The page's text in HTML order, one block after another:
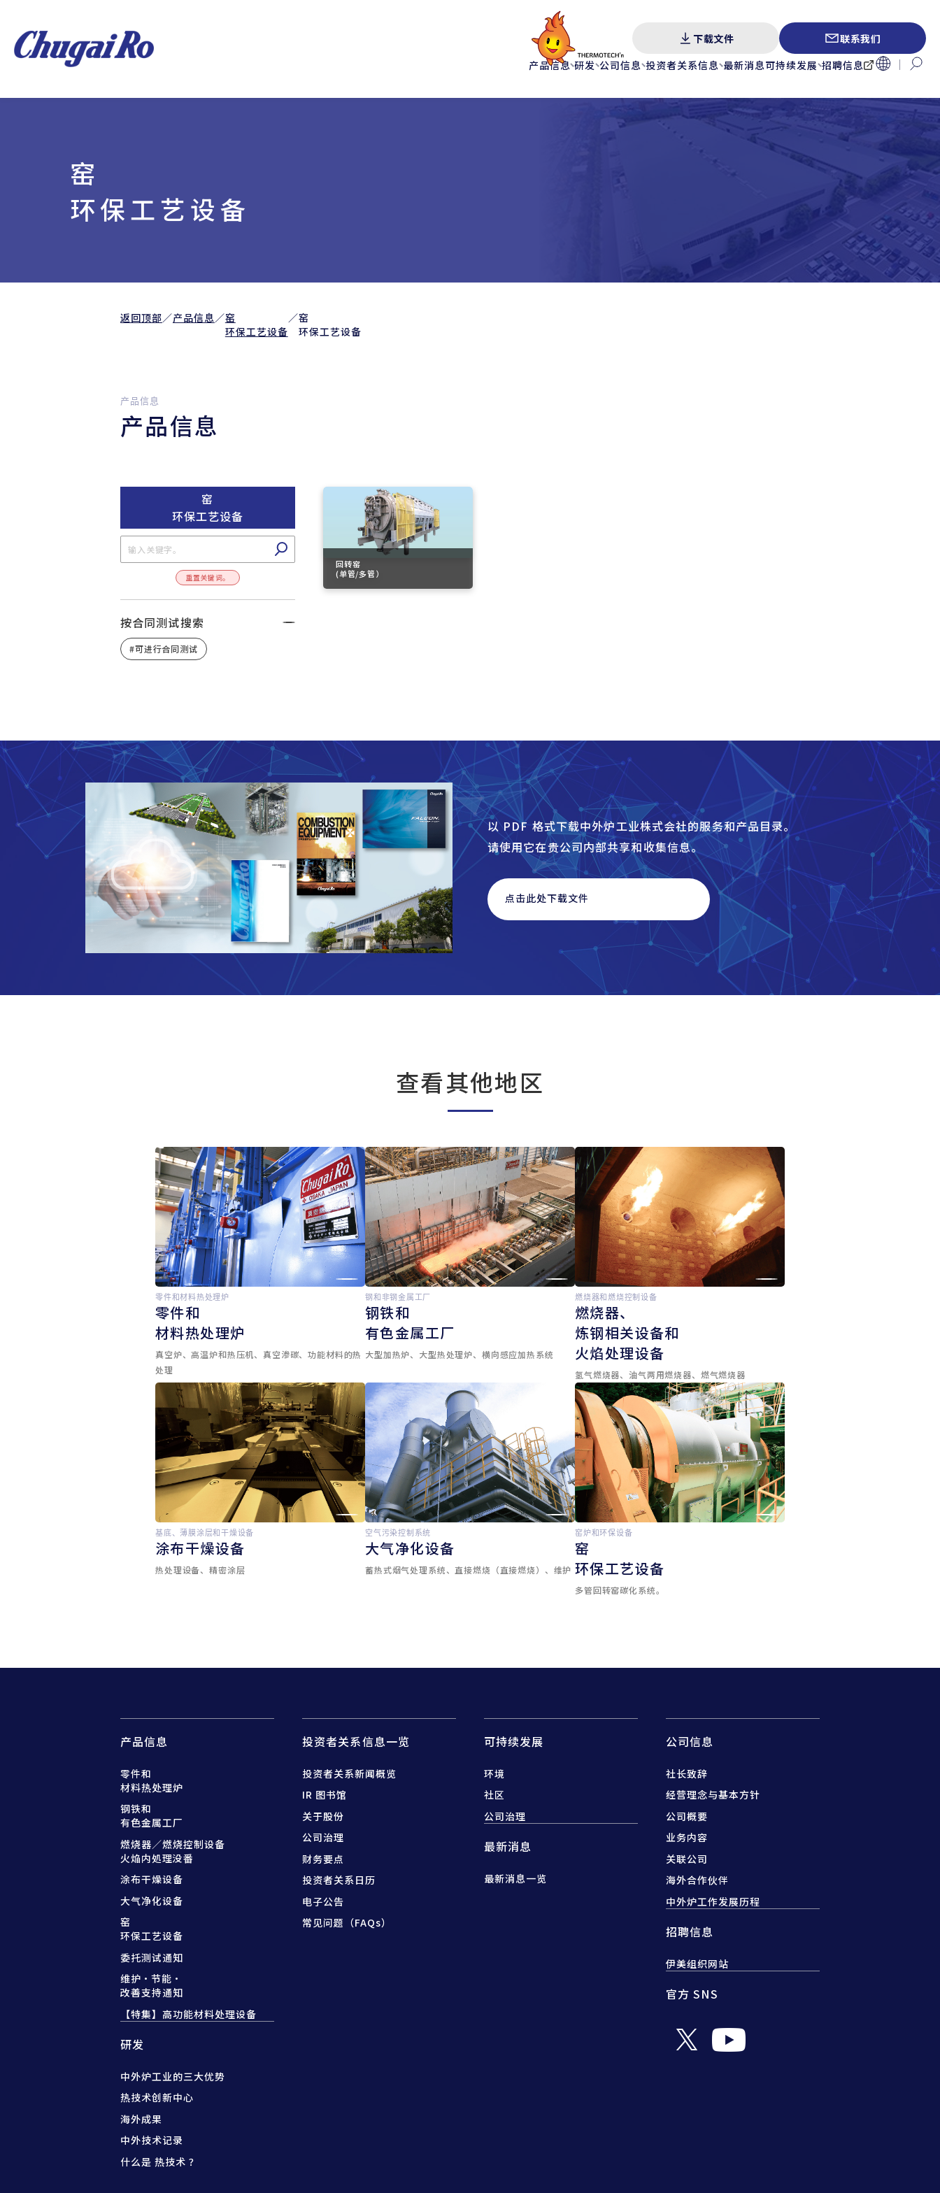
产品信息 研发 公司信息 投资者关系信息 最新消息可持续发展 招聘信息
下载文件 联系我们
窑
环保工艺设备
返回顶部／产品信息／窑
环保工艺设备
／窑
环保工艺设备
产品信息
产品信息
窑
环保工艺设备
重置关键词。
按合同测试搜索
可进行合同测试
回转窑
(单管/多管）
以 PDF 格式下载中外炉工业株式会社的服务和产品目录。
请使用它在贵公司内部共享和收集信息。
点击此处下载文件
查看其他地区
零件和材料热处理炉
零件和
材料热处理炉
真空炉、高温炉和热压机、真空渗碳、功能材料的热
处理
钢和非钢金属工厂
钢铁和
有色金属工厂
大型加热炉、大型热处理炉、横向感应加热系统
燃烧器和燃烧控制设备
燃烧器、
炼钢相关设备和
火焰处理设备
氢气燃烧器、油气两用燃烧器、燃气燃烧器
基底、薄膜涂层和干燥设备
涂布干燥设备
热处理设备、精密涂层
空气污染控制系统
大气净化设备
蓄热式烟气处理系统、直接燃烧（直接燃烧）、维护
窑炉和环保设备
窑
环保工艺设备
多管回转窑碳化系统。
产品信息
零件和
材料热处理炉
钢铁和
有色金属工厂
燃烧器／燃烧控制设备
火焔内処理没番
涂布干燥设备
大气净化设备
窑
环保工艺设备
委托测试通知
维护·节能·
改善支持通知
【特集】高功能材料处理设备
研发
中外炉工业的三大优势
热技术创新中心
海外成果
中外技术记录
什么是 热技术 ？
投资者关系信息一览
投资者关系新闻概览
IR 图书馆
关于股份
公司治理
财务要点
投资者关系日历
电子公告
常见问题（FAQs）
可持续发展
环境
社区
公司治理
最新消息
最新消息一览
公司信息
社长致辞
经营理念与基本方针
公司概要
业务内容
关联公司
海外合作伙伴
中外炉工作发展历程
招聘信息
伊美组织网站
官方 SNS